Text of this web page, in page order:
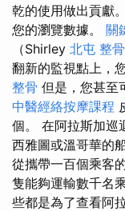
乾的使用做出貢獻。
您的瀏覽數據。 關
（Shirley 北屯 整骨
翻新的監視點上，
整骨 但是，您甚至
中醫經絡按摩課程
個。 在阿拉斯加巡
西雅圖或溫哥華的
從攜帶一百個乘客
隻能夠運輸數千名
些都是為了查看阿